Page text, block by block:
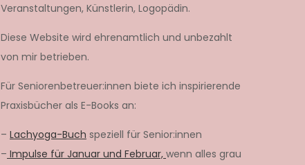
Veranstaltungen, Künstlerin, Logopädin.
Diese Website wird ehrenamtlich und unbezahlt
von mir betrieben.
Für Seniorenbetreuer:innen biete ich inspirierende
Praxisbücher als E-Books an:
– Lachyoga-Buch speziell für Senior:innen
– Impulse für Januar und Februar, wenn alles grau